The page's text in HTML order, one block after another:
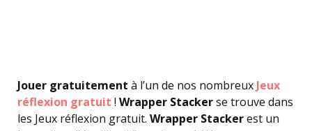
Jouer gratuitement à l’un de nos nombreux Jeux
réflexion gratuit ! Wrapper Stackerse trouve dans
les Jeux réflexion gratuit. Wrapper Stackerest un